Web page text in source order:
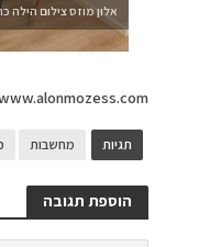
אלון מוזס צילום הילה
תגיות מחשבות
הוספת תגובה